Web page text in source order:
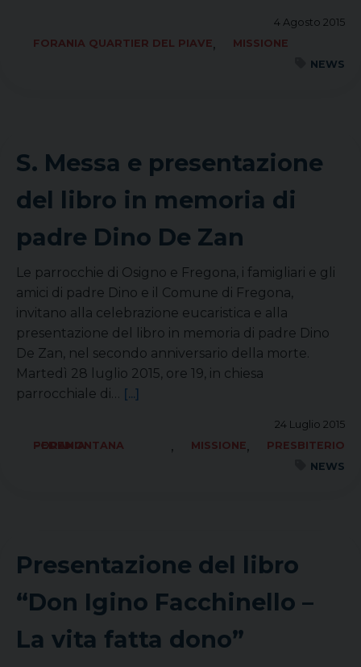
4 Agosto 2015
FORANIA QUARTIER DEL PIAVE,
MISSIONE
NEWS
S. Messa e presentazione
del libro in memoria di
padre Dino De Zan
Le parrocchie di Osigno e Fregona, i famigliari e gli
amici di padre Dino e il Comune di Fregona,
invitano alla celebrazione eucaristica e alla
presentazione del libro in memoria di padre Dino
De Zan, nel secondo anniversario della morte.
Martedì 28 luglio 2015, ore 19, in chiesa
parrocchiale di… [...]
24 Luglio 2015
FORANIA PEDEMONTANA
, MISSIONE,
PRESBITERIO
NEWS
Presentazione del libro
“Don Igino Facchinello –
La vita fatta dono”